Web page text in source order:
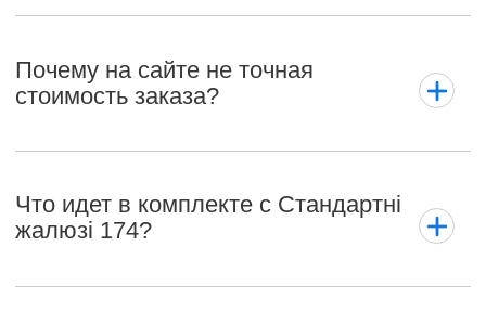
Почему на сайте не точная
стоимость заказа?
Что идет в комплекте с Стандартні
жалюзі 174?